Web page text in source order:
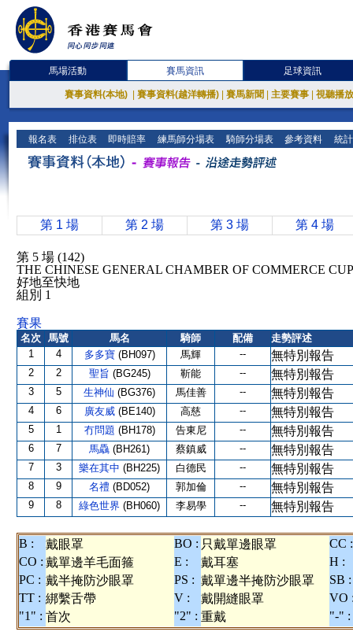
馬場活動 賽馬資訊 足球資訊
賽事資料(本地) 賽事資料(越洋轉播) 賽馬新聞 主要賽事 視聽播
報名表 排位表 即時賠率 練馬師分場表 騎師分場表 參考資料 統
第 1 場 第 2 場 第 3 場 第 4 場
第 5 場 (142)
THE CHINESE GENERAL CHAMBER OF COMMERCE
好地至快地
組別 1
賽果
名次 馬號 馬名 騎師 配備
走勢評述
1
4 多多寶 (BH097) 馬輝 -- 無特別報告
2 2 聖旨 (BG245) 靳能 -- 無特別報告
3 5 生神仙 (BG376) 馬佳善 -- 無特別報告
4 6 廣友威 (BE140) 高慈 -- 無特別報告
5 1 冇問題 (BH178) 告東尼 -- 無特別報告
6 7 馬驫 (BH261) 蔡鎮威 -- 無特別報告
7 3 樂在其中 (BH225) 白德民 -- 無特別報告
8 9 名禮 (BD052) 郭加倫 -- 無特別報告
9 8 綠色世界 (BH060) 李易學 -- 無特別報告
B : 戴眼罩 BO : 只戴單邊眼罩
CC :
CO : 戴單邊羊毛面箍 E : 戴耳塞
H :
PC : 戴半掩防沙眼罩 PS : 戴單邊半掩防沙眼罩
SB :
TT : 綁繫舌帶 V : 戴開縫眼罩
VO
"1" : 首次 "2" : 重戴 "-" :